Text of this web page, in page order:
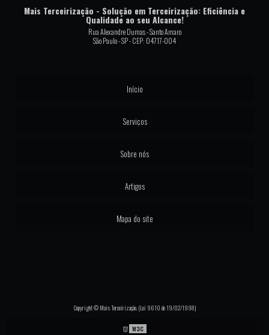
Mais Terceirização - Solução em Terceirização: Eficiência e
Qualidade ao seu Alcance!
Rua Alexandre Dumas - Santo Amaro
São Paulo - SP - CEP: 04717-004
Início
Serviços
Sobre nós
Artigos
Mapa do site
Copyright © Mais Terceirização. (Lei 9610 de 19/02/1998)
W3C